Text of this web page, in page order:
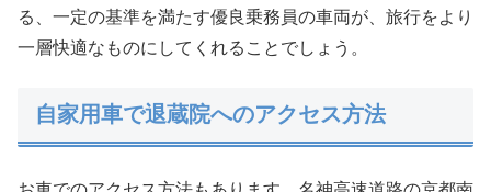
る、一定の基準を満たす優良乗務員の車両が、旅行をより
一層快適なものにしてくれることでしょう。
自家用車で退蔵院へのアクセス方法